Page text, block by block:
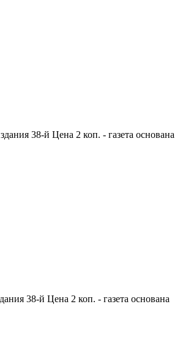
38-й Цена 2 коп. - газета основана
38-й Цена 2 коп. - газета основана